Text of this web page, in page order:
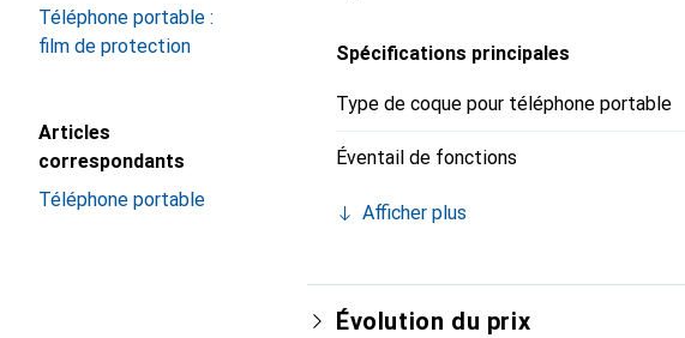
Téléphone portable :
film de protection
Articles
correspondants
Téléphone portable
Spécifications principales
Type de coque pour téléphone portable
Éventail de fonctions
Afficher plus
Évolution du prix